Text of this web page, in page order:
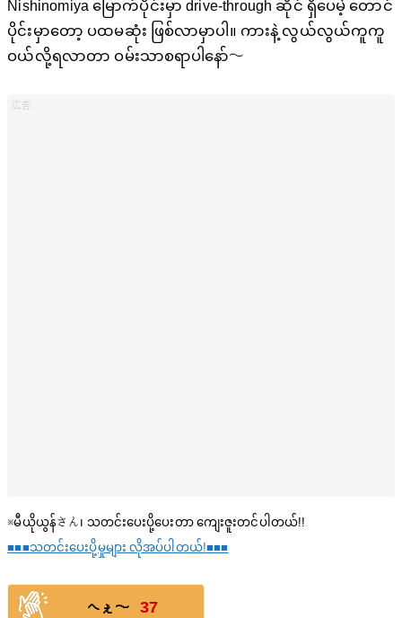
Nishinomiya မြောက်ပိုင်းမှာ drive-through ဆိုင် ရှိပေမဲ့ တောင်
ပိုင်းမှာတော့ ပထမဆုံး ဖြစ်လာမှာပါ။ ကားနဲ့ လွယ်လွယ်ကူကူ
ဝယ်လို့ရလာတာ ဝမ်းသာစရာပါနော်〜
※မီယိုယွန်さん၊ သတင်းပေးပို့ပေးတာ ကျေးဇူးတင်ပါတယ်!!
■■■သတင်းပေးပို့မှုများ လိုအပ်ပါတယ်!■■■
へぇ〜 37